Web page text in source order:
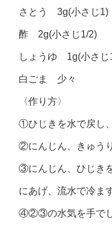
さとう 3g(小さじ1)
酢 2g(小さじ1/2)
しょうゆ 1g(小さじ
白ごま 少々
〈作り方〉
①ひじきを水で戻し
②にんじん、きゅう
③にんじん、ひじき
にあげ、流水で冷ま
④②③の水気を手でし